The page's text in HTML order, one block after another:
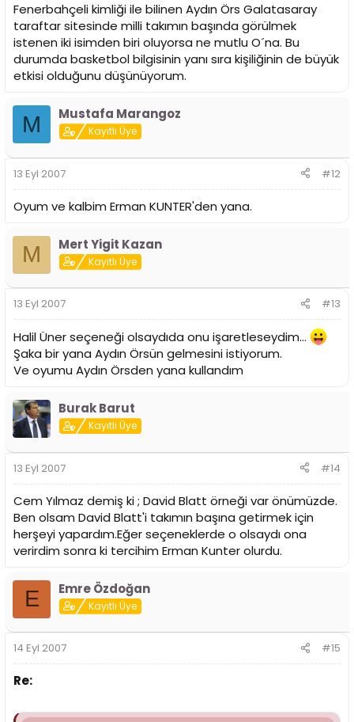
Fenerbahçeli kimliği ile bilinen Aydın Örs Galatasaray
taraftar sitesinde milli takımın başında görülmek
istenen iki isimden biri oluyorsa ne mutlu O´na. Bu
durumda basketbol bilgisinin yanı sıra kişiliğinin de büyük
etkisi olduğunu düşünüyorum.
M Mustafa Marangoz
Kayıtlı Üye
13 Eyl 2007 #12
Oyum ve kalbim Erman KUNTER'den yana.
M Mert Yigit Kazan
Kayıtlı Üye
13 Eyl 2007 #13
Halil Üner seçeneği olsaydıda onu işaretleseydim...
Şaka bir yana Aydın Örsün gelmesini istiyorum.
Ve oyumu Aydın Örsden yana kullandım
Burak Barut
Kayıtlı Üye
13 Eyl 2007 #14
Cem Yılmaz demiş ki ; David Blatt örneği var önümüzde.
Ben olsam David Blatt'i takımın başına getirmek için
herşeyi yapardım.Eğer seçeneklerde o olsaydı ona
verirdim sonra ki tercihim Erman Kunter olurdu.
E Emre Özdoğan
Kayıtlı Üye
14 Eyl 2007 #15
Re: